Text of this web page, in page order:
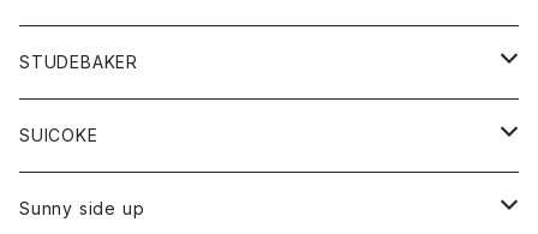
Tシャツ
バック
カーディガン
ショートパンツ
パンツ
レディース
カットソー
カーディガン
カットソー
ボトム
パンツ
オーバーオール
財布
バッグ
STUDEBAKER
アクセサリー
ブレスレット
SUICOKE
ブーツ
Sunny side up